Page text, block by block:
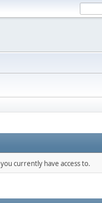
currently have access to.